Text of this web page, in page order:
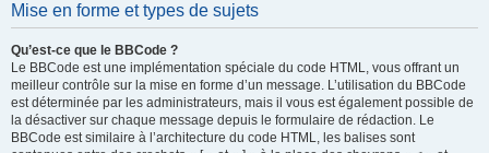
Mise en forme et types de sujets
Qu’est-ce que le BBCode ?
Le BBCode est une implémentation spéciale du code HTML, vous offrant un
meilleur contrôle sur la mise en forme d’un message. L’utilisation du BBCode
est déterminée par les administrateurs, mais il vous est également possible de
la désactiver sur chaque message depuis le formulaire de rédaction. Le
BBCode est similaire à l’architecture du code HTML, les balises sont